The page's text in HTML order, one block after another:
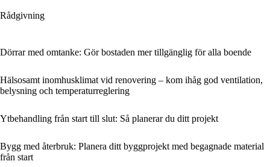
Rådgivning
Dörrar med omtanke: Gör bostaden mer tillgänglig för alla boende
Hälsosamt inomhusklimat vid renovering – kom ihåg god ventilation,
belysning och temperaturreglering
Ytbehandling från start till slut: Så planerar du ditt projekt
Bygg med återbruk: Planera ditt byggprojekt med begagnade material
från start